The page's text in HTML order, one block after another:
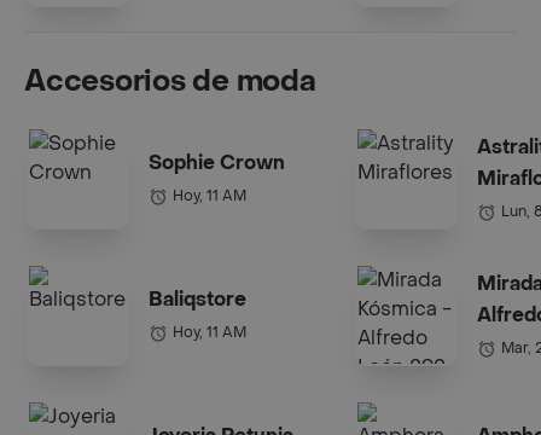
Accesorios de moda
Sophie Crown
Hoy, 11 AM
Baliqstore
Hoy, 11 AM
Lun,
Mar,